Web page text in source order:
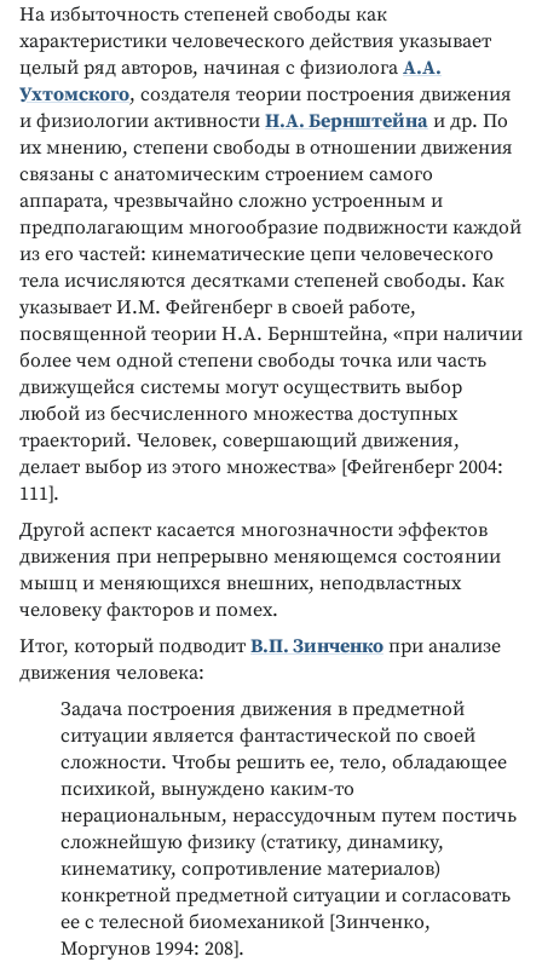
На избыточность степеней свободы как
характеристики человеческого действия указывает
целый ряд авторов, начиная с физиолога А.А.
Ухтомского, создателя теории построения движения
и физиологии активности Н.А. Бернштейна и др. По
их мнению, степени свободы в отношении движения
связаны с анатомическим строением самого
аппарата, чрезвычайно сложно устроенным и
предполагающим многообразие подвижности каждой
из его частей: кинематические цепи человеческого
тела исчисляются десятками степеней свободы. Как
указывает И.М. Фейгенберг в своей работе,
посвященной теории Н.А. Бернштейна, «при наличии
более чем одной степени свободы точка или часть
движущейся системы могут осуществить выбор
любой из бесчисленного множества доступных
траекторий. Человек, совершающий движения,
делает выбор из этого множества» [Фейгенберг 2004:
111].
Другой аспект касается многозначности эффектов
движения при непрерывно меняющемся состоянии
мышц и меняющихся внешних, неподвластных
человеку факторов и помех.
Итог, который подводит В.П. Зинченко при анализе
движения человека:
Задача построения движения в предметной
ситуации является фантастической по своей
сложности. Чтобы решить ее, тело, обладающее
психикой, вынуждено каким-то
нерациональным, нерассудочным путем постичь
сложнейшую физику (статику, динамику,
кинематику, сопротивление материалов)
конкретной предметной ситуации и согласовать
ее с телесной биомеханикой [Зинченко,
Моргунов 1994: 208].